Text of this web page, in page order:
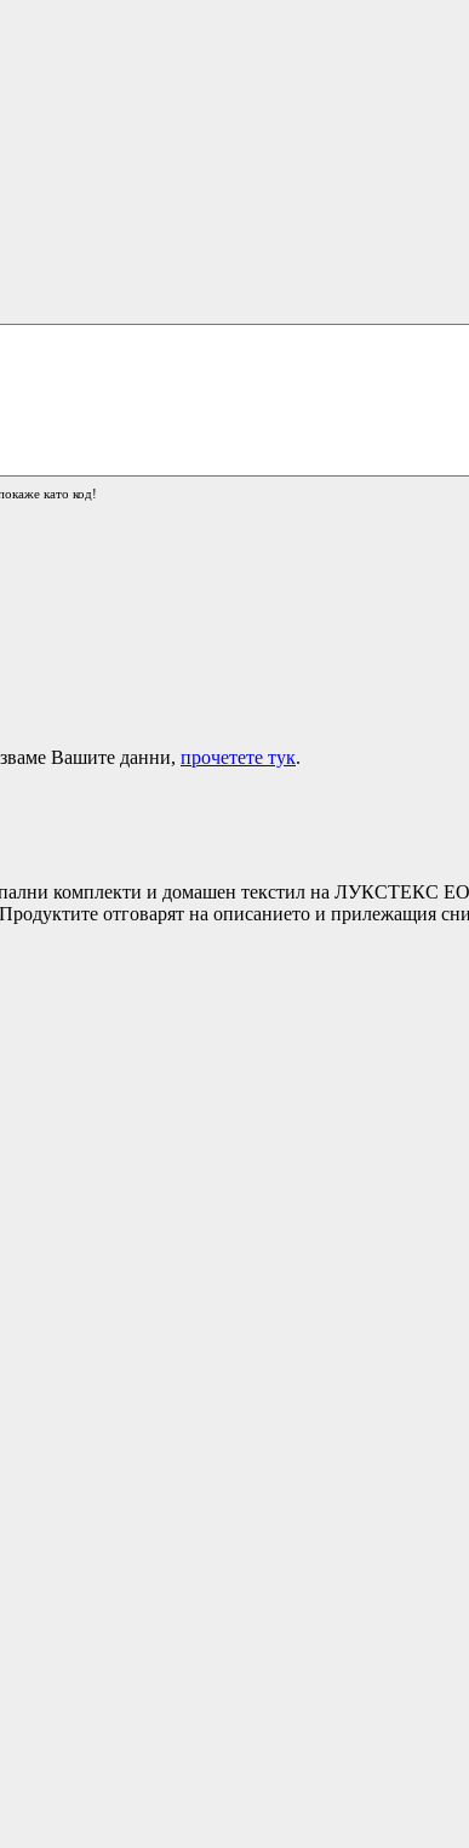
като код!
Вашите данни, прочетете тук.
комплекти и домашен текстил на ЛУКСТЕКС
отговарят на описанието и прилежащия